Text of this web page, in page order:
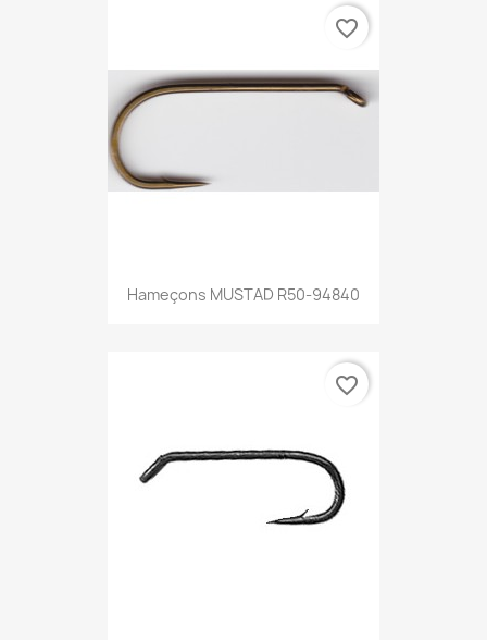
Hameçons MUSTAD R50-94840
favorite_border
favorite_border